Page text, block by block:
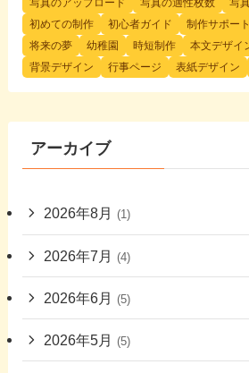
写真のアップロード
写真の適性枚数 写
初めての制作
初心者ガイド 制作サポート
将来の夢
幼稚園 時短制作 本文デザイ
背景デザイン
行事ページ 表紙デザイン
アーカイブ
2026年8月 (1)
2026年7月 (4)
2026年6月 (5)
2026年5月 (5)